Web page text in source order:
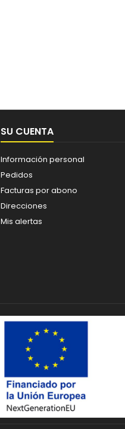
SU CUENTA
Información personal
Pedidos
Facturas por abono
Direcciones
Mis alertas